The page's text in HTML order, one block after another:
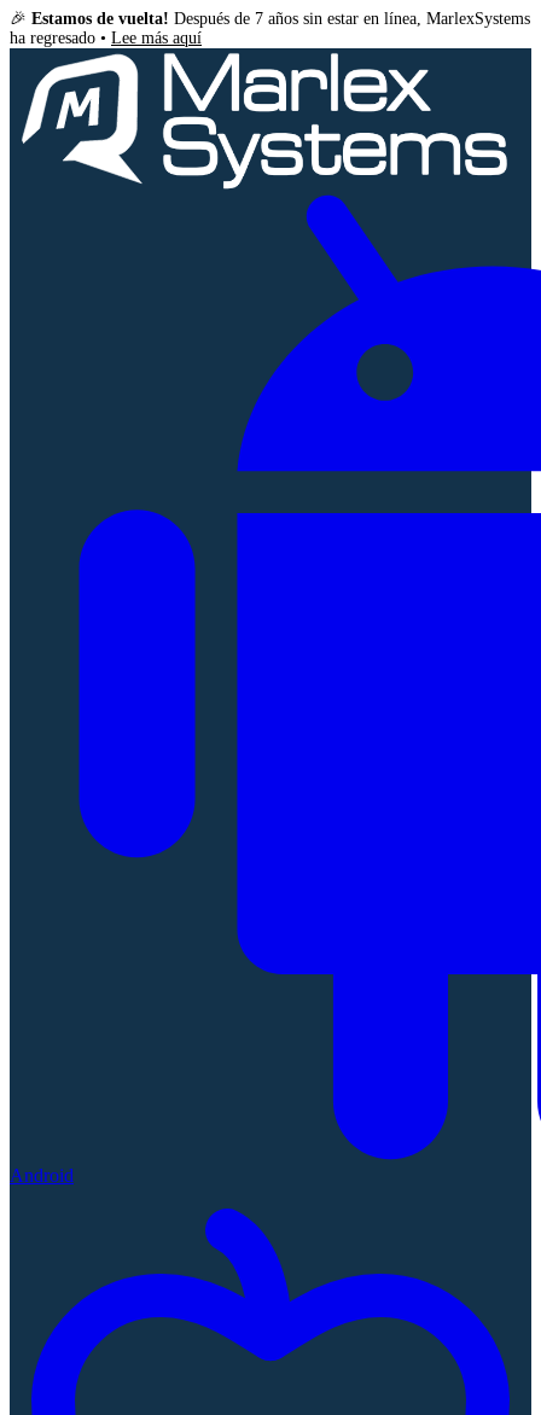
🎉 Estamos de vuelta! Después de 7 años sin estar en línea, MarlexSystems
ha regresado • Lee más aquí
Android